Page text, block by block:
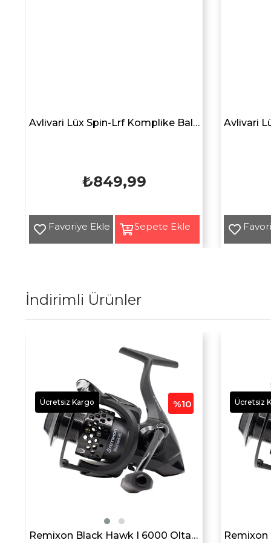
Avlivari Lüx Spin-Lrf Komplike Balıkçı Aksesuar Yan Bel Çantası SİYAH
₺849,99
Yeni
Ürün
Yeni
Ürün
İndirimli Ürünler
Remixon Black Hawk I 6000 Olta Makarası
%10
Ücretsiz Kargo Ücretsiz